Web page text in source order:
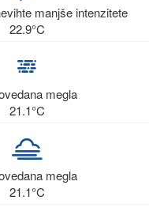
manjše intenzitete
22.9°C
megla
21.1°C
megla
21.1°C